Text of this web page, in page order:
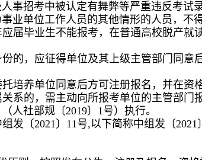
事招考中被认定有舞弊等严重违反考试
业单位工作人员的其他情形的人员，不得
届毕业生不能报考，在普通高校脱产
的，应征得单位及其上级主管部门同
培养单位同意后方可注册报名，并在资
系的，需主动向所报考单位的主管部
人社部规〔2019〕1号）执行。
发〔2021〕11号,以下简称中组发〔